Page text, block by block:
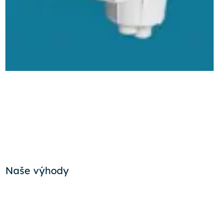
Naše výhody